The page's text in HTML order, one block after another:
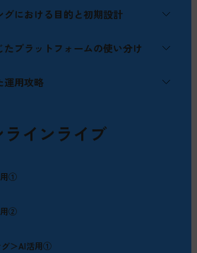
りに編集し、エフェクトを重ねて「賑
・演出プラン・絵コンテを作成
、画像と動画を生成（AI生成物の一貫
ビスロゴを作成
わせる
グにおける目的と初期設計
整理
たプラットフォームの使い分け
運用攻略
ラインライブ
用①
用②
グ＞AI活用①